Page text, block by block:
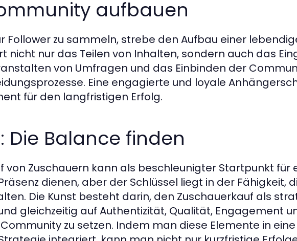
aufbauen
Follower zu sammeln, strebe den Aufbau einer
nicht nur das Teilen von Inhalten, sondern auch das
von Umfragen und das Einbinden der
Eine engagierte und loyale
für den langfristigen Erfolg.
Die Balance finden
von Zuschauern kann als beschleunigter Startpunkt für
dienen, aber der Schlüssel liegt in der Fähigkeit,
Die Kunst besteht darin, den Zuschauerkauf als
gleichzeitig auf Authentizität, Qualität, Engagement
zu setzen. Indem man diese Elemente in